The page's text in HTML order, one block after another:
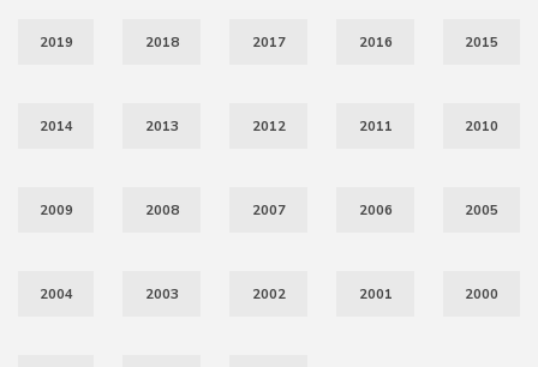
2019 2018 2017 2016 2015
2014 2013 2012 2011 2010
2009 2008 2007 2006 2005
2004 2003 2002 2001 2000